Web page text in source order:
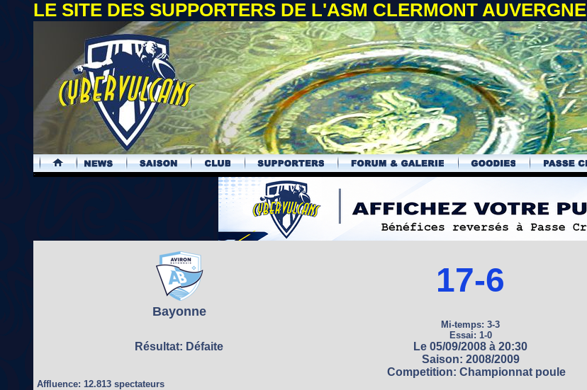
LE SITE DES SUPPORTERS DE L'ASM CLERMONT AUVERGNE
.
Bayonne
17-6
Mi-temps: 3-3
Essai: 1-0
Résultat: Défaite Le 05/09/2008 à 20:30
Saison: 2008/2009
Competition: Championnat poule
Affluence: 12.813 spectateurs